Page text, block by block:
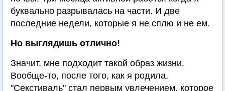
буквально разрывалась на части. И две
последние недели, которые я не сплю и не ем.
Но выглядишь отлично!
Значит, мне подходит такой образ жизни.
Вообще-то, после того, как я родила,
"Секстиваль" стал первым увлечением, которое